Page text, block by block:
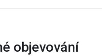
objevování